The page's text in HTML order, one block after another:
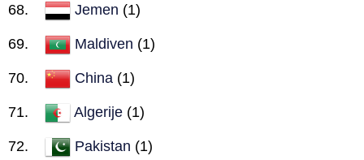
Jemen (1)
Maldiven (1)
China (1)
Algerije (1)
Pakistan (1)